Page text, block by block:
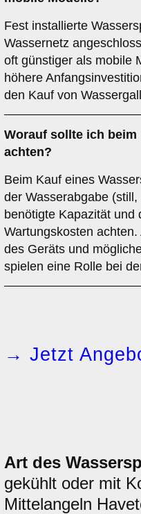
Fest installierte
Wassernetz
oft günstiger als mobile
höhere
den Kauf von
Worauf sollte ich beim
achten?
Beim Kauf eines
der Wasserabgabe
benötigte Kapazität und
Wartungskosten
des Geräts und
spielen eine Rolle bei
→ Jetzt
Art des
gekühlt oder mit
Mittelangeln